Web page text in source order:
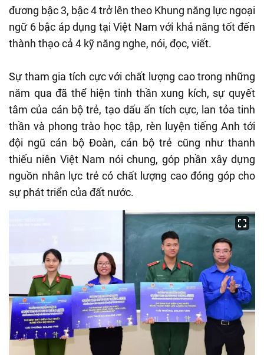
đương bậc 3, bậc 4 trở lên theo Khung năng lực ngoại
ngữ 6 bậc áp dụng tại Việt Nam với khả năng tốt đến
thành thạo cả 4 kỹ năng nghe, nói, đọc, viết.
Sự tham gia tích cực với chất lượng cao trong những
năm qua đã thể hiện tinh thần xung kích, sự quyết
tâm của cán bộ trẻ, tạo dấu ấn tích cực, lan tỏa tinh
thần và phong trào học tập, rèn luyện tiếng Anh tới
đội ngũ cán bộ Đoàn, cán bộ trẻ cũng như thanh
thiếu niên Việt Nam nói chung, góp phần xây dựng
nguồn nhân lực trẻ có chất lượng cao đóng góp cho
sự phát triển của đất nước.